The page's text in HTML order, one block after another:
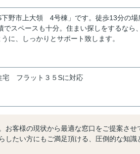
野市上大領 4号棟」です。徒歩13分の
スペースも十分。住まい探しをするなら
に、しっかりとサポート致します。
宅 フラット３５Sに対応
お客様の現状から最適な窓口をご提案さ
したい方にもご満足頂ける、圧倒的な知識